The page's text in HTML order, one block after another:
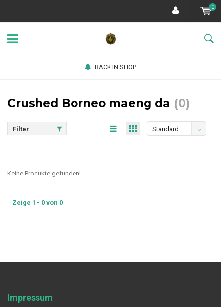
0
BACK IN SHOP
Crushed Borneo maeng da (0)
Filter Standard
Keine Produkte gefunden!...
Zeige 1 - 0 von 0
Impressum